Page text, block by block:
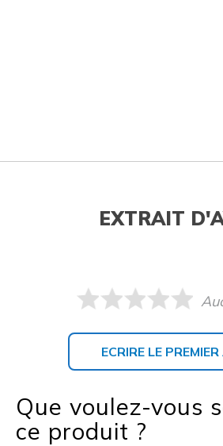
EXTRAIT
ECRIRE LE
Que voulez-vous
ce produit ?